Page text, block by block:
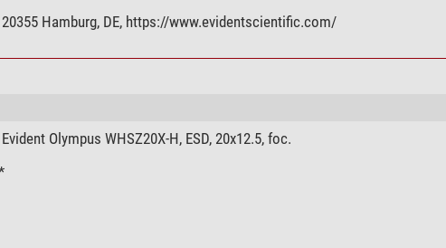
oui
Hamburg, DE, https://www.evidentscientific.com/
Olympus WHSZ20X-H, ESD, 20x12.5, foc.